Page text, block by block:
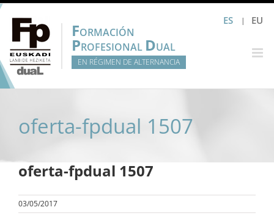
Saltar
contenido
ES EU
FORMACIÓN
PROFESIONAL DUAL
EN RÉGIMEN DE ALTERNANCIA
oferta-fpdual 1507
oferta-fpdual 1507
03/05/2017